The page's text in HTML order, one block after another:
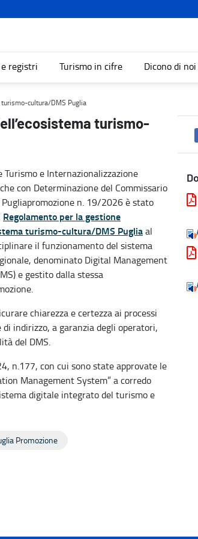
registri Turismo in cifre Dicono di noi
- Turismo
cultura/DMS Puglia
turismo-
Turismo e Internazionalizzazione
con Determinazione del Commissario
Pugliapromozione n. 19/2026 è stato
Regolamento per la gestione
turismo-cultura/DMS Pugliaal
il funzionamento del sistema
denominato Digital Management
e gestito dalla stessa
chiarezza e certezza ai processi
indirizzo, a garanzia degli operatori,
del DMS.
n.177, con cui sono state approvate le
Management System” a corredo
digitale integrato del turismo e
Promozione